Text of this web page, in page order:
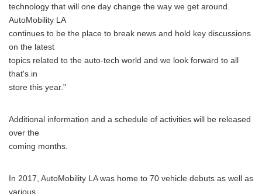
technology that will one day change the way we get around.
AutoMobility LA
continues to be the place to break news and hold key discussions
on the latest
topics related to the auto-tech world and we look forward to all
that's in
store this year."
Additional information and a schedule of activities will be released
over the
coming months.
In 2017, AutoMobility LA was home to 70 vehicle debuts as well as
various